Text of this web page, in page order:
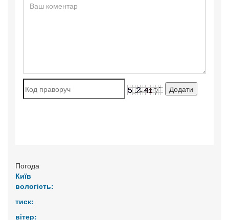
Погода
Київ
вологість:
тиск:
вітер: